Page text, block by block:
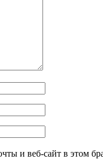
и веб-сайт в этом